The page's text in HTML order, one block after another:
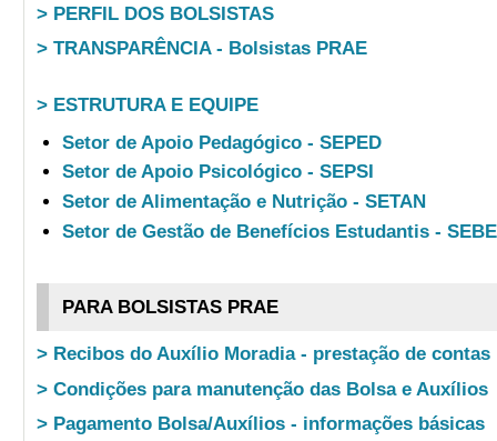
> PERFIL DOS BOLSISTAS
> TRANSPARÊNCIA - Bolsistas PRAE
> ESTRUTURA E EQUIPE
Setor de Apoio Pedagógico - SEPED
Setor de Apoio Psicológico - SEPSI
Setor de Alimentação e Nutrição - SETAN
Setor de Gestão de Benefícios Estudantis -
PARA BOLSISTAS PRAE
> Recibos do Auxílio Moradia - prestação de contas
> Condições para manutenção das Bolsa e Auxílios
> Pagamento Bolsa/Auxílios - informações básicas